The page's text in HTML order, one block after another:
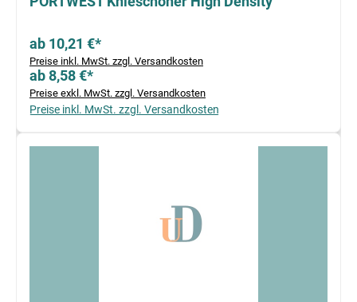
ab 10,21 €*
Preise inkl. MwSt. zzgl. Versandkosten
ab 8,58 €*
Preise exkl. MwSt. zzgl. Versandkosten
Preise inkl. MwSt. zzgl. Versandkosten